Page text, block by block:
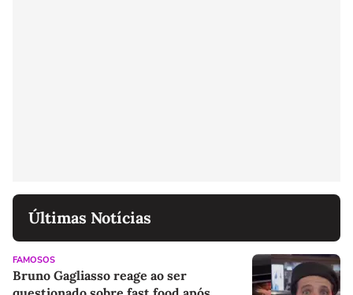
Últimas Notícias
FAMOSOS
Bruno Gagliasso reage ao ser